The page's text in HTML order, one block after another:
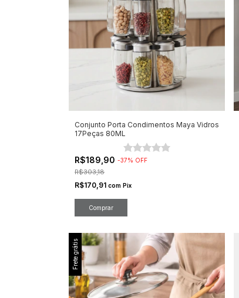
Conjunto Porta Condimentos Maya Vidros
17Peças 80ML
R$189,90 -37% OFF
R$303,18
R$170,91 com Pix
Frete grátis